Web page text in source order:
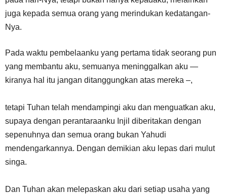
juga kepada semua orang yang merindukan kedatangan-
Nya.
Pada waktu pembelaanku yang pertama tidak seorang pun
yang membantu aku, semuanya meninggalkan aku —
kiranya hal itu jangan ditanggungkan atas mereka –,
tetapi Tuhan telah mendampingi aku dan menguatkan aku,
supaya dengan perantaraanku Injil diberitakan dengan
sepenuhnya dan semua orang bukan Yahudi
mendengarkannya. Dengan demikian aku lepas dari mulut
singa.
Dan Tuhan akan melepaskan aku dari setiap usaha yang